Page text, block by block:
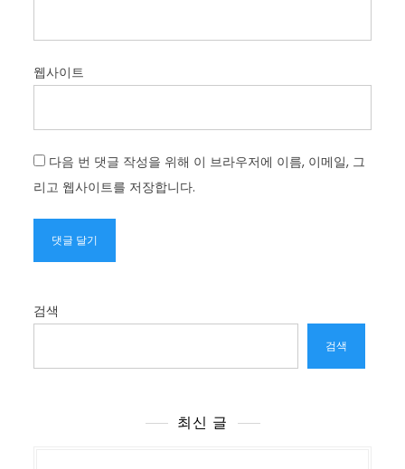
웹사이트
다음 번 댓글 작성을 위해 이 브라우저에 이름, 이메일, 그
리고 웹사이트를 저장합니다.
검색
검색
최신 글